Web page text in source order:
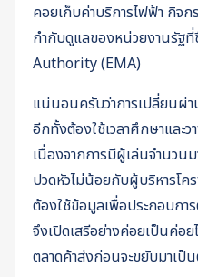
คอยเก็บค่าบริการไฟฟ้า กิจ
กำกับดูแลของหน่วยงานรัฐ
Authority (EMA)
แน่นอนครับว่าการเปลี่ยนผ่
อีกทั้งต้องใช้เวลาศึกษาและ
เนื่องจากการมีผู้เล่นจำนวน
ปวดหัวไม่น้อยกับผู้บริหารโค
ต้องใช้ข้อมูลเพื่อประกอบกา
จึงเปิดเสรีอย่างค่อยเป็นค่อ
ตลาดค้าส่งก่อนจะขยับมาเป็